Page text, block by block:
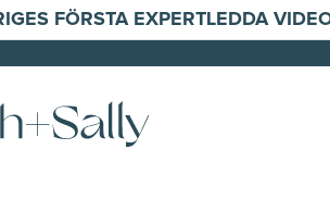
FÖRSTA EXPERTLEDDA